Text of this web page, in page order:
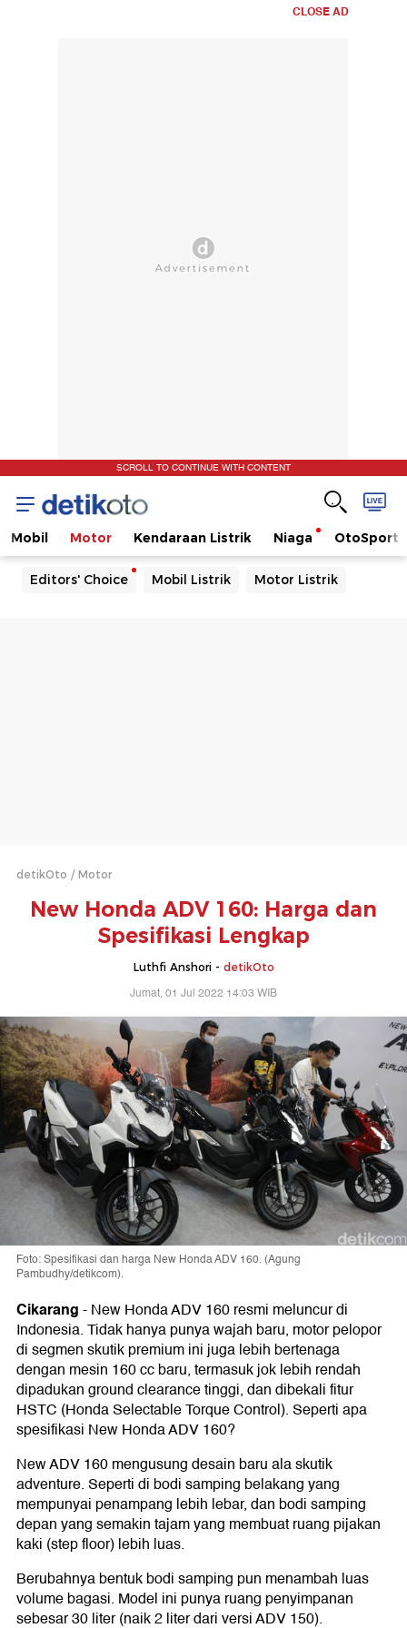
CLOSE AD
SCROLL TO CONTINUE WITH CONTENT
Mobil Motor Kendaraan Listrik Niaga OtoSport
Editors' Choice Mobil Listrik Motor Listrik
detikOto Motor
New Honda ADV 160: Harga dan
Spesifikasi Lengkap
Luthfi Anshori - detikOto
Jumat, 01 Jul 2022 14:03 WIB
Foto: Spesifikasi dan harga New Honda ADV 160. (Agung
Pambudhy/detikcom).
Cikarang-New Honda ADV 160 resmi meluncur di
Indonesia. Tidak hanya punya wajah baru, motor pelopor
di segmen skutik premium ini juga lebih bertenaga
dengan mesin 160 cc baru, termasuk jok lebih rendah
dipadukan ground clearance tinggi, dan dibekali fitur
HSTC (Honda Selectable Torque Control). Seperti apa
spesifikasi New Honda ADV 160?
New ADV 160 mengusung desain baru ala skutik
adventure. Seperti di bodi samping belakang yang
mempunyai penampang lebih lebar, dan bodi samping
depan yang semakin tajam yang membuat ruang pijakan
kaki (step floor) lebih luas.
Berubahnya bentuk bodi samping pun menambah luas
volume bagasi. Model ini punya ruang penyimpanan
sebesar 30 liter (naik 2 liter dari versi ADV 150).